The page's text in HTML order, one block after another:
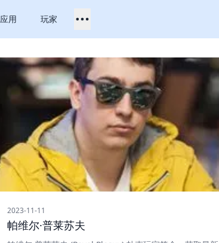
应用 玩家
2023-11-11
帕维尔·普莱苏夫